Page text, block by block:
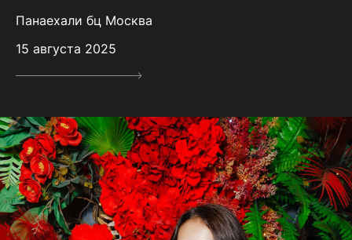
Панаехали бц Москва
15 августа 2025